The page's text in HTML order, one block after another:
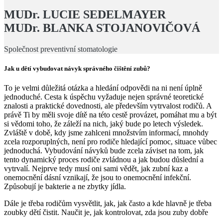
MUDr. LUCIE SEDELMAYER
MUDr. BLANKA STOJANOVIČOVÁ
Společnost preventivní stomatologie
Jak u dětí vybudovat návyk správného čištění zubů?
To je velmi důležitá otázka a hledání odpovědi na ni není úplně
jednoduché. Cesta k úspěchu vyžaduje nejen správné teoretické
znalosti a praktické dovednosti, ale především vytrvalost rodičů. A
právě Ti by měli svoje dítě na této cestě provázet, pomáhat mu a být
si vědomi toho, že záleží na nich, jaký bude po letech výsledek.
Zvláště v době, kdy jsme zahlceni množstvím informací, mnohdy
zcela rozporuplných, není pro rodiče hledající pomoc, situace vůbec
jednoduchá. Vybudování návyků bude zcela záviset na tom, jak
tento dynamický proces rodiče zvládnou a jak budou důslední a
vytrvalí. Nejprve tedy musí oni sami vědět, jak zubní kaz a
onemocnění dásní vznikají, že jsou to onemocnění infekční.
Způsobují je bakterie a ne zbytky jídla.
Dále je třeba rodičům vysvětlit, jak, jak často a kde hlavně je třeba
zoubky dětí čistit. Naučit je, jak kontrolovat, zda jsou zuby dobře